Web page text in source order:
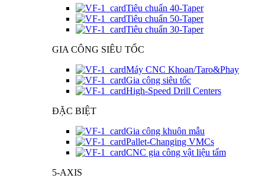
Tiêu chuẩn 40-Taper
Tiêu chuẩn 50-Taper
Tiêu chuẩn 30-Taper
GIA CÔNG SIÊU TỐC
Máy CNC Khoan/Taro&Phay
Gia công siêu tốc
High-Speed Drill Centers
ĐẶC BIỆT
Gia công khuôn mẫu
Pallet-Changing VMCs
CNC gia công vật liệu tấm
5-AXIS